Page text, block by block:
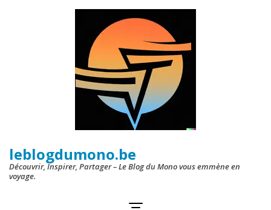
leblogdumono.be
Découvrir, Inspirer, Partager – Le Blog du Mono vous emmène en
voyage.